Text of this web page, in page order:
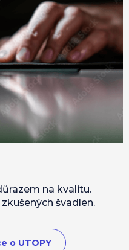
na kvalitu.
švadlen.
o UTOPY